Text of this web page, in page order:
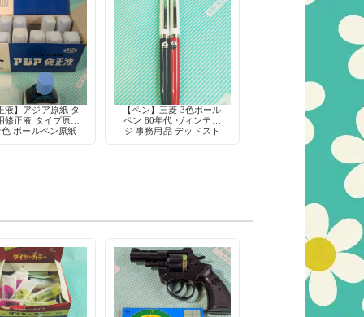
液】アジア原紙 タ
修正液 タイプ原紙
ボールペン原紙
【ペン】三菱 3色ボール
ペン 80年代 ヴィンテー
ジ 事務用品 デッドスト